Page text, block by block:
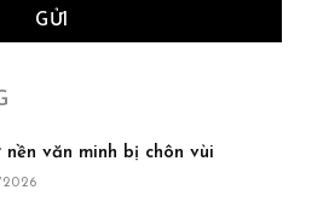
văn minh bị chôn vùi